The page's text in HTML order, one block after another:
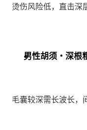
烫伤风险低，直击深
男性胡须・深根
毛囊较深需长波长，